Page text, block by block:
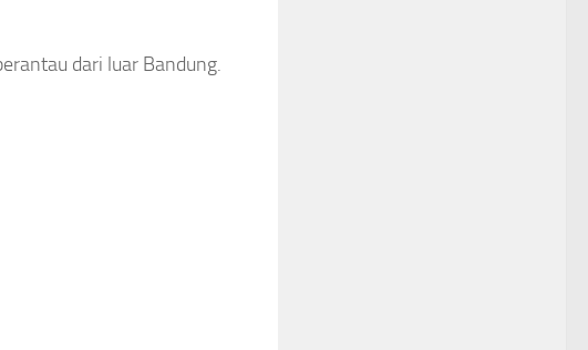
dari luar Bandung.